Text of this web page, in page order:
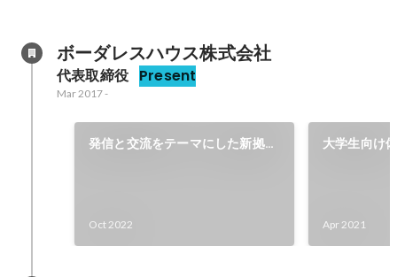
ボーダレスハウス株式会社
代表取締役 Present
Mar 2017-
発信と交流をテーマにした新拠点
Oct 2022
大学生向け
Apr 2021